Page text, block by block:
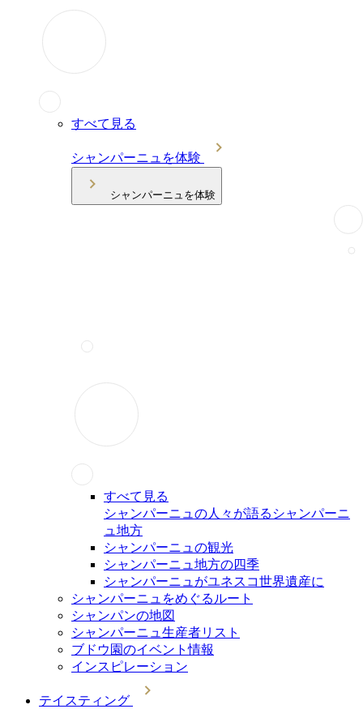
すべて見る
シャンパーニュを体験
シャンパーニュを体験
すべて見る
シャンパーニュの人々が語るシャンパーニ
ュ地方
シャンパーニュの観光
シャンパーニュ地方の四季
シャンパーニュがユネスコ世界遺産に
シャンパーニュをめぐるルート
シャンパンの地図
シャンパーニュ生産者リスト
ブドウ園のイベント情報
インスピレーション
テイスティング